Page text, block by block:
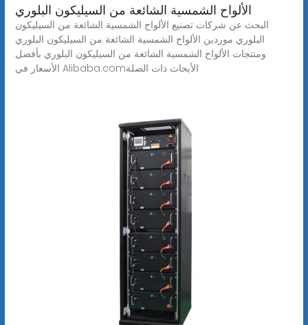
الألواح الشمسية الشائعة من السيليكون البلوري
البحث عن شركات تصنيع الألواح الشمسية الشائعة من السيليكون
البلوري موردين الألواح الشمسية الشائعة من السيليكون البلوري
ومنتجات الألواح الشمسية الشائعة من السيليكون البلوري بأفضل
الأسعار في Alibaba.comالأبحاث ذات الصلة